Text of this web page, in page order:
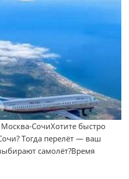
СочиХотите быстро
Тогда перелёт — ваш
самолёт?Время